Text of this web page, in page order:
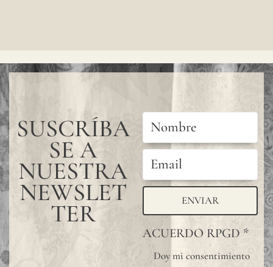
SUSCRÍBA
SE A
NUESTRA
NEWSLET
TER ENVIAR
ACUERDO RPGD *
Doy mi consentimiento